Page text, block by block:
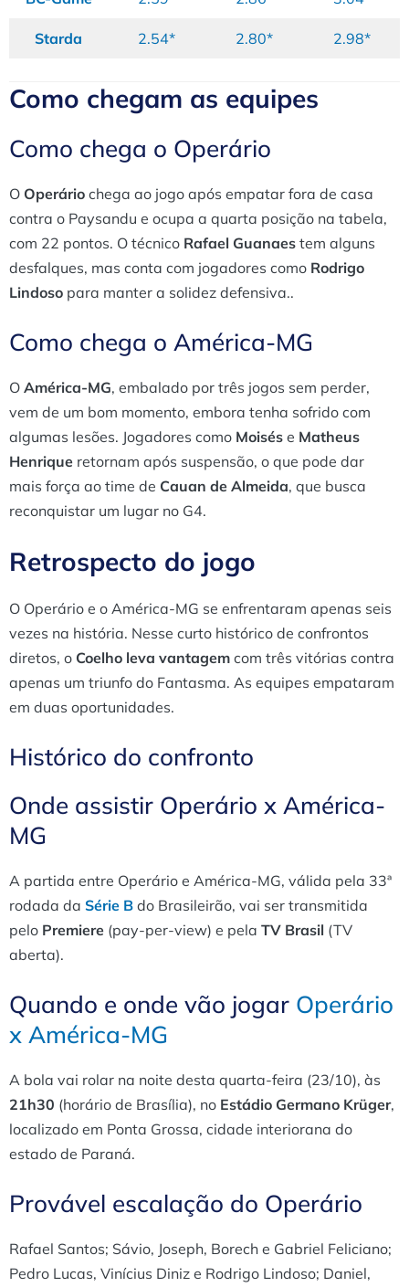
Starda 2.54* 2.80* 2.98*
Como chegam as equipes
Como chega o Operário
O Operário chega ao jogo após empatar fora de casa
contra o Paysandu e ocupa a quarta posição na tabela,
com 22 pontos. O técnico Rafael Guanaes tem alguns
desfalques, mas conta com jogadores como Rodrigo
Lindoso para manter a solidez defensiva..
Como chega o América-MG
O América-MG, embalado por três jogos sem perder,
vem de um bom momento, embora tenha sofrido com
algumas lesões. Jogadores como Moisés e Matheus
Henrique retornam após suspensão, o que pode dar
mais força ao time de Cauan de Almeida, que busca
reconquistar um lugar no G4.
Retrospecto do jogo
O Operário e o América-MG se enfrentaram apenas seis
vezes na história. Nesse curto histórico de confrontos
diretos, o Coelho leva vantagem com três vitórias contra
apenas um triunfo do Fantasma. As equipes empataram
em duas oportunidades.
Histórico do confronto
Onde assistir Operário x América-
MG
A partida entre Operário e América-MG, válida pela 33ª
rodada da Série B do Brasileirão, vai ser transmitida
pelo Premiere (pay-per-view) e pela TV Brasil (TV
aberta).
Quando e onde vão jogar Operário
x América-MG
A bola vai rolar na noite desta quarta-feira (23/10), às
21h30 (horário de Brasília), no Estádio Germano Krüger,
localizado em Ponta Grossa, cidade interiorana do
estado de Paraná.
Provável escalação do Operário
Rafael Santos; Sávio, Joseph, Borech e Gabriel Feliciano;
Pedro Lucas, Vinícius Diniz e Rodrigo Lindoso; Daniel,